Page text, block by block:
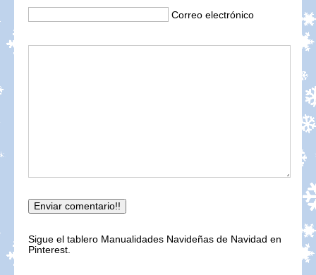
Correo electrónico
Sigue el tablero Manualidades Navideñas de Navidad en
Pinterest.